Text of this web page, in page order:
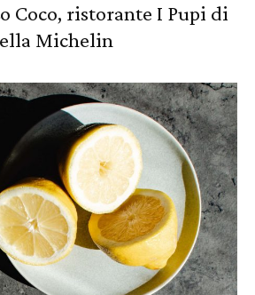
Coco, ristorante I Pupi di
Michelin